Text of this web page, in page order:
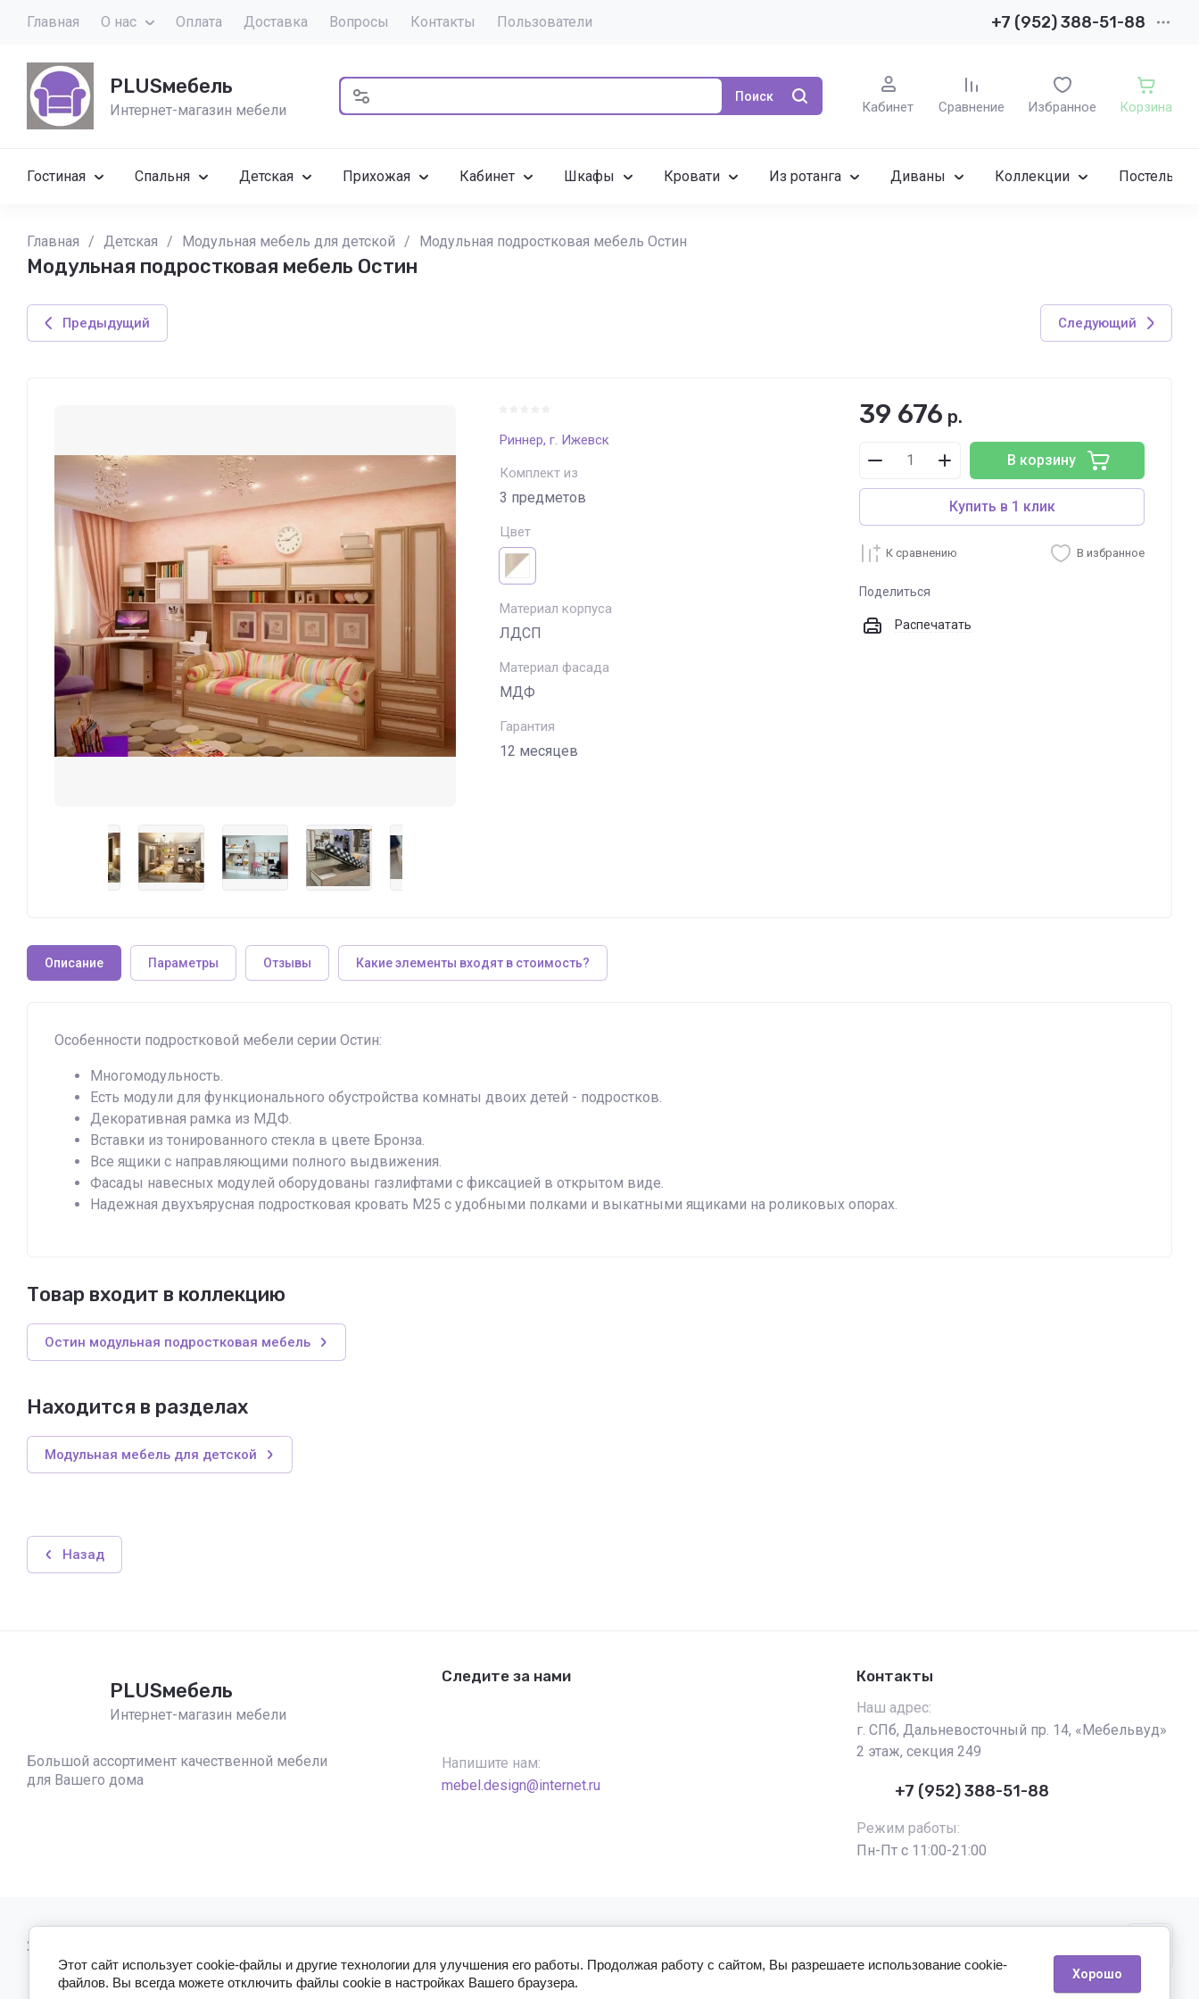
Главная О нас Оплата Доставка Вопросы Контакты Пользователи +7 (952) 388-51-88
PLUSмебель
Интернет-магазин мебели
Поиск
Кабинет Сравнение Избранное Корзина
Гостиная Спальня Детская Прихожая Кабинет Шкафы Кровати Из ротанга Диваны Коллекции
Главная / Детская / Модульная мебель для детской / Модульная подростковая мебель Остин
Модульная подростковая мебель Остин
Предыдущий Следующий
Риннер, г. Ижевск
Комплект из
3 предметов
Цвет
Материал корпуса
ЛДСП
Материал фасада
МДФ
Гарантия
12 месяцев
39 676 р.
В корзину
Купить в 1 клик
К сравнению В избранное
Поделиться
Распечатать
Описание Параметры Отзывы Какие элементы входят в стоимость?
Особенности подростковой мебели серии Остин:
Многомодульность.
Есть модули для функционального обустройства комнаты двоих детей - подростков.
Декоративная рамка из МДФ.
Вставки из тонированного стекла в цвете Бронза.
Все ящики с направляющими полного выдвижения.
Фасады навесных модулей оборудованы газлифтами с фиксацией в открытом виде.
Надежная двухъярусная подростковая кровать М25 с удобными полками и выкатными ящиками на роликовых опорах.
Товар входит в коллекцию
Остин модульная подростковая мебель
Находится в разделах
Модульная мебель для детской
Назад
PLUSмебель
Интернет-магазин мебели
Большой ассортимент качественной мебели
для Вашего дома
Следите за нами
Напишите нам:
mebel.design@internet.ru
Контакты
Наш адрес:
г. СПб, Дальневосточный пр. 14, «Мебельвуд»
2 этаж, секция 249
+7 (952) 388-51-88
Режим работы:
Пн-Пт с 11:00-21:00
2023 - 2026 PLUSmebel
Этот сайт использует cookie-файлы и другие технологии для улучшения его работы. Продолжая работу с сайтом, Вы разрешаете использование cookie-
файлов. Вы всегда можете отключить файлы cookie в настройках Вашего браузера.
Хорошо